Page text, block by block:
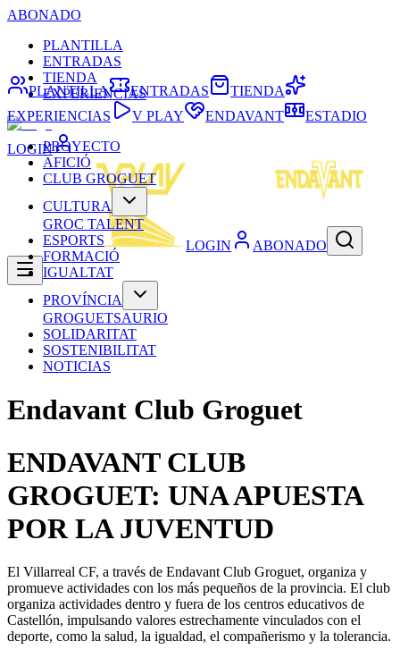
ABONADO
PLANTILLA
ENTRADAS
TIENDA
EXPERIENCIAS
LOGIN
LOGIN ABONADO
PLANTILLA ENTRADAS
TIENDA
EXPERIENCIAS
V PLAY ENDAVANT
ESTADIO
PROYECTO
AFICIÓ
CLUB GROGUET
CULTURA
GROC TALENT
ESPORTS
FORMACIÓ
IGUALTAT
PROVÍNCIA
GROGUETSAURIO
SOLIDARITAT
SOSTENIBILITAT
NOTICIAS
Endavant Club Groguet
ENDAVANT CLUB
GROGUET: UNA APUESTA
POR LA JUVENTUD
El Villarreal CF, a través de Endavant Club Groguet, organiza y
promueve actividades con los más pequeños de la provincia. El club
organiza actividades dentro y fuera de los centros educativos de
Castellón, impulsando valores estrechamente vinculados con el
deporte, como la salud, la igualdad, el compañerismo y la tolerancia.